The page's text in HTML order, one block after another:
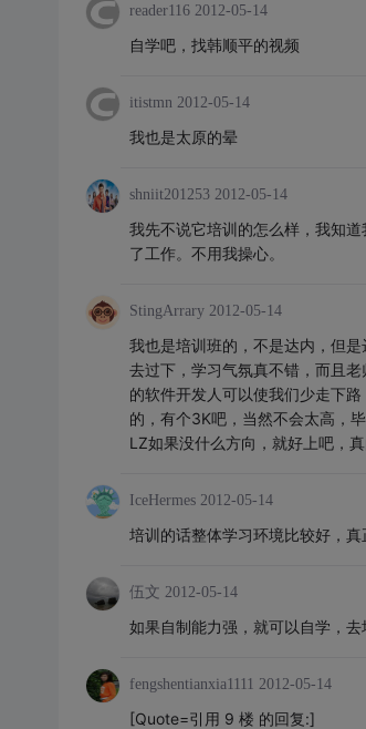
reader116 2012-05-14
自学吧，找韩顺平的视频
itistmn 2012-05-14
我也是太原的晕
shniit201253 2012-05-14
我先不说它培训的怎么样，我知
了工作。不用我操心。
StingArrary 2012-05-14
我也是培训班的，不是达内，但
去过下，学习气氛真不错，而且
的软件开发人可以使我们少走下
的，有个3K吧，当然不会太高，
LZ如果没什么方向，就好上吧，
IceHermes 2012-05-14
培训的话整体学习环境比较好，
伍文 2012-05-14
如果自制能力强，就可以自学，
fengshentianxia1111 2012-05-14
[Quote=引用 9 楼 的回复:]